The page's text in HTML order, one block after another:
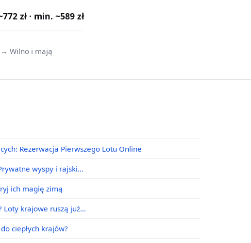
zł · min. ~589 zł
→ Wilno i mają
Rezerwacja Pierwszego Lotu Online
wyspy i rajski…
ich magię zimą
Loty krajowe ruszą już…
ciepłych krajów?